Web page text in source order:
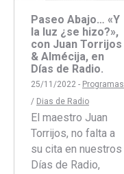
Paseo Abajo… «Y
la luz ¿se hizo?»,
con Juan Torrijos
& Almécija, en
Días de Radio.
25/11/2022 - Programas
/ Dias de Radio
El maestro Juan
Torrijos, no falta a
su cita en nuestros
Días de Radio,